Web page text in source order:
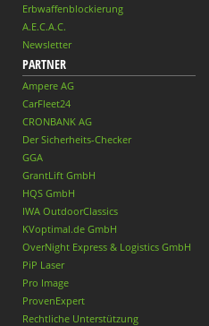
Erbwaffenblockierung
A.E.C.A.C.
Newsletter
PARTNER
Ampere AG
CarFleet24
CRONBANK AG
Der Sicherheits-Checker
GGA
GrantLift GmbH
HQS GmbH
IWA OutdoorClassics
KVoptimal.de GmbH
OverNight Express & Logistics GmbH
PiP Laser
Pro Image
ProvenExpert
Rechtliche Unterstützung